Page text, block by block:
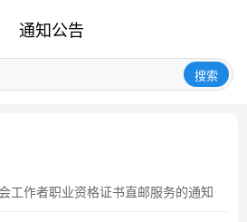
通知公告
搜索
工作者职业资格证书直邮服务的通知